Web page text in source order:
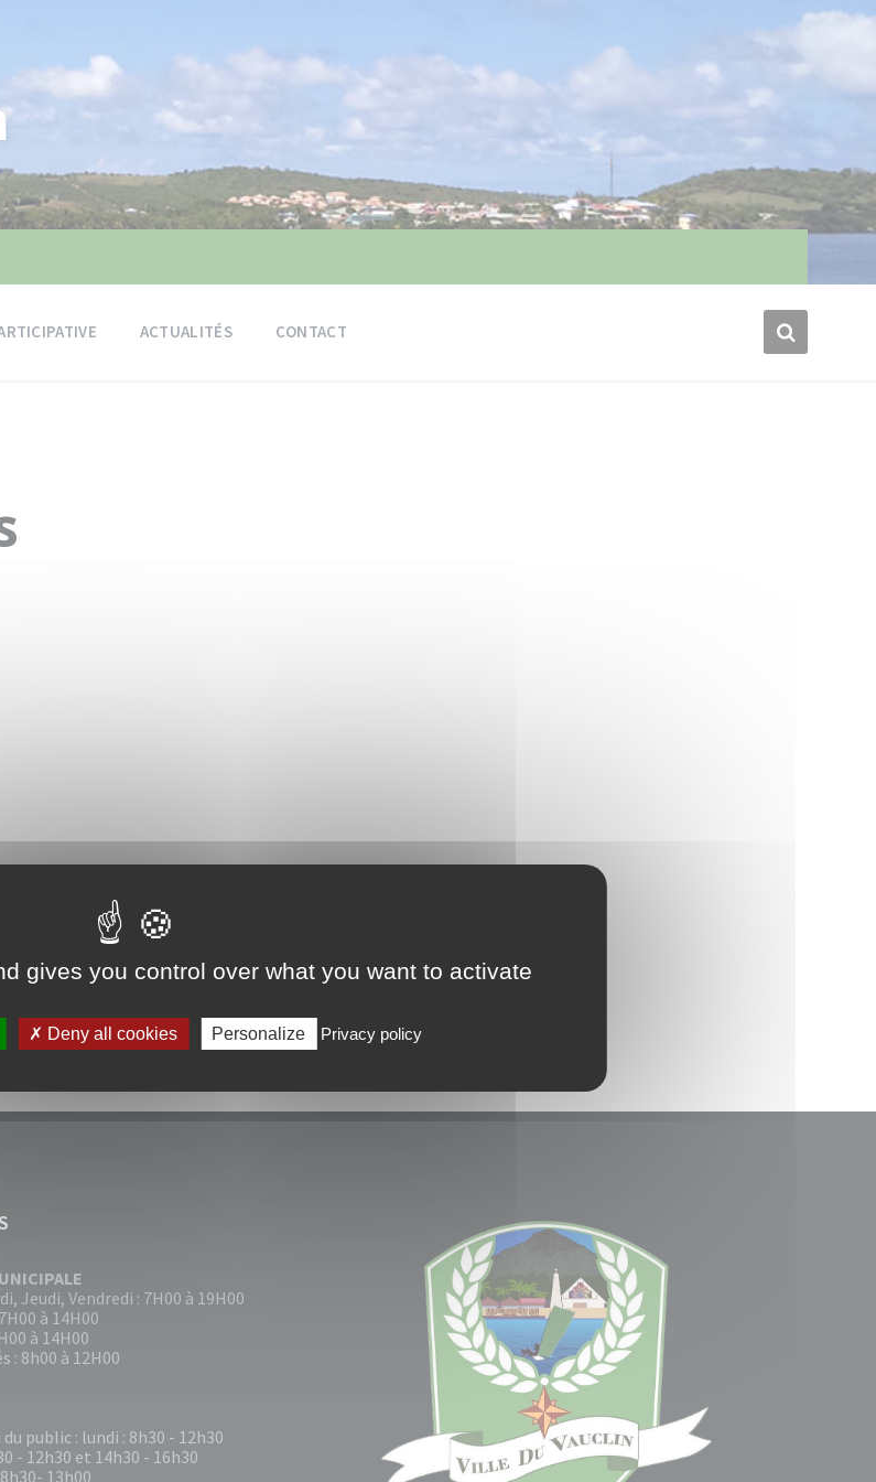
ACTUALITÉS CONTACT
Jeudi, Vendredi : 7H00 à 19H00
à 14H00
à 14H00
: 8h00 à 12H00
public : lundi : 8h30 - 12h30
- 12h30 et 14h30 - 16h30
13h00
gives you control over what you want to activate
Deny all cookies Personalize Privacy policy